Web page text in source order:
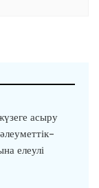
асыру
елеулі